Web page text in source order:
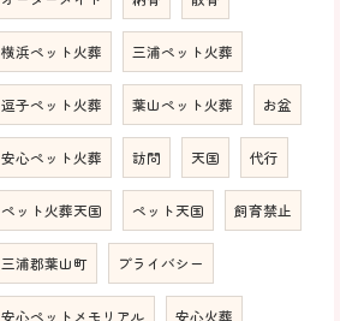
横浜ペット火葬 三浦ペット火葬
逗子ペット火葬 葉山ペット火葬 お盆
安心ペット火葬 訪問 天国 代行
ペット火葬天国 ペット天国 飼育禁止
三浦郡葉山町 プライバシー
安心ペットメモリアル 安心火葬